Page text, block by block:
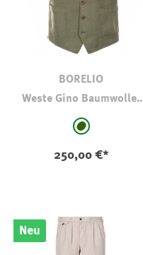
BORELIO
Weste Gino Baumwolle-
auswählen
hell oliv-khaki
250,00 €*
Neu